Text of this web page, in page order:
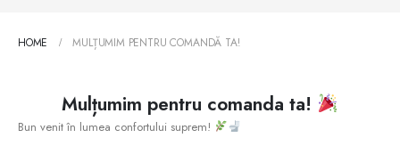
HOME MULȚUMIM PENTRU COMANDĂ TA!
Mulțumim pentru comanda ta!
Bun venit în lumea confortului suprem!